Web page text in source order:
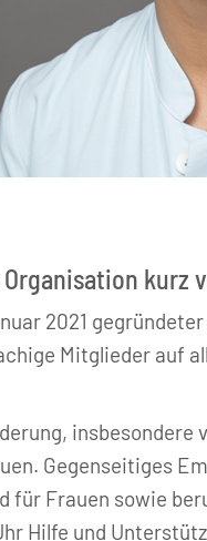
kurz
2021
Mitglieder auf
Gegenseitiges
für Frauen sowie
Hilfe und